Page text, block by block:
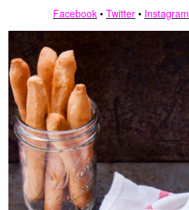
Facebook • Twitter • Instagram